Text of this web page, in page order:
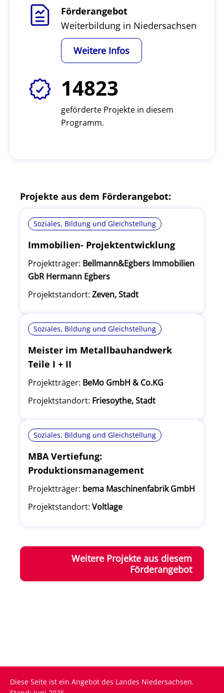
Förderangebot
Weiterbildung in Niedersachsen
Weitere Infos
14823
geförderte Projekte in diesem
Programm.
Projekte aus dem Förderangebot:
Soziales, Bildung und Gleichstellung
Immobilien- Projektentwicklung
Projektträger: Bellmann&Egbers Immobilien
GbR Hermann Egbers
Projektstandort: Zeven, Stadt
Soziales, Bildung und Gleichstellung
Meister im Metallbauhandwerk
Teile I + II
Projektträger: BeMo GmbH & Co.KG
Projektstandort: Friesoythe, Stadt
Soziales, Bildung und Gleichstellung
MBA Vertiefung:
Produktionsmanagement
Projektträger: bema Maschinenfabrik GmbH
Projektstandort: Voltlage
Weitere Projekte aus diesem
Förderangebot
Diese Seite ist ein Angebot des Landes Niedersachsen.